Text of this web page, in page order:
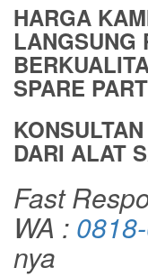
HARGA
LANGSUNG
SPARE
DARI ALAT
Fast
WA :
nya